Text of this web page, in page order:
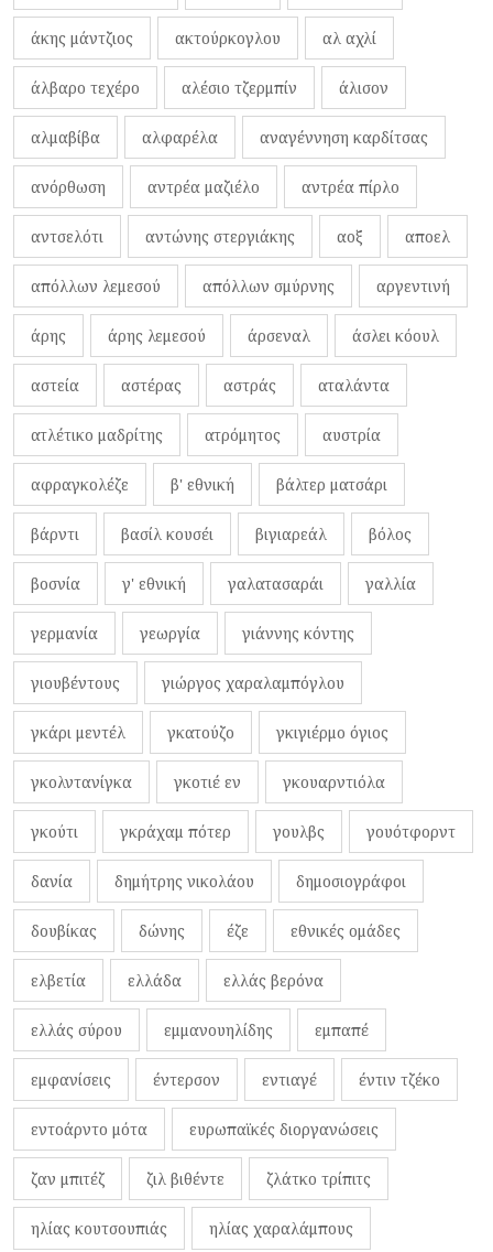
άκης μάντζιος ακτούρκογλου αλ αχλί
άλβαρο τεχέρο αλέσιο τζερμπίν άλισον
αλμαβίβα αλφαρέλα αναγέννηση καρδίτσας
ανόρθωση αντρέα μαζιέλο αντρέα πίρλο
αντσελότι αντώνης στεργιάκης αοξ αποελ
απόλλων λεμεσού απόλλων σμύρνης αργεντινή
άρης άρης λεμεσού άρσεναλ άσλει κόουλ
αστεία αστέρας αστράς αταλάντα
ατλέτικο μαδρίτης ατρόμητος αυστρία
αφραγκολέζε β' εθνική βάλτερ ματσάρι
βάρντι βασίλ κουσέι βιγιαρεάλ βόλος
βοσνία γ' εθνική γαλατασαράι γαλλία
γερμανία γεωργία γιάννης κόντης
γιουβέντους γιώργος χαραλαμπόγλου
γκάρι μεντέλ γκατούζο γκιγιέρμο όγιος
γκολντανίγκα γκοτιέ εν γκουαρντιόλα
γκούτι γκράχαμ πότερ γουλβς γουότφορντ
δανία δημήτρης νικολάου δημοσιογράφοι
δουβίκας δώνης έζε εθνικές ομάδες
ελβετία ελλάδα ελλάς βερόνα
ελλάς σύρου εμμανουηλίδης εμπαπέ
εμφανίσεις έντερσον εντιαγέ έντιν τζέκο
εντοάρντο μότα ευρωπαϊκές διοργανώσεις
ζαν μπιτέζ ζιλ βιθέντε ζλάτκο τρίπιτς
ηλίας κουτσουπιάς ηλίας χαραλάμπους